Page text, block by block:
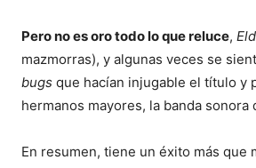
Pero no es oro todo lo que reluce,
mazmorras), y algunas veces se
bugs que hacían injugable el título y
hermanos mayores, la banda sonora
En resumen, tiene un éxito más